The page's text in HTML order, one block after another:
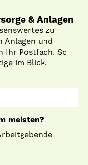
& Anlagen
zu
Anlagen und
Ihr Postfach. So
im Blick.
meisten?